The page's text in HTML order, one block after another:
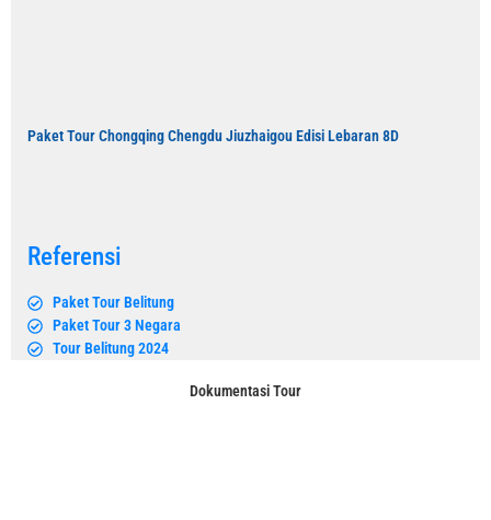
Paket Tour Chongqing Chengdu Jiuzhaigou Edisi Lebaran 8D
Referensi
Paket Tour Belitung
Paket Tour 3 Negara
Tour Belitung 2024
Dokumentasi Tour